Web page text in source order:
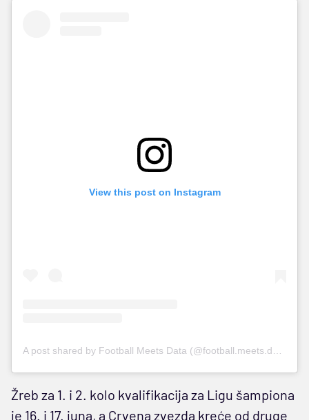
View this post on Instagram
Žreb za 1. i 2. kolo kvalifikacija za Ligu šampiona
je 16. i 17. juna, a Crvena zvezda kreće od druge